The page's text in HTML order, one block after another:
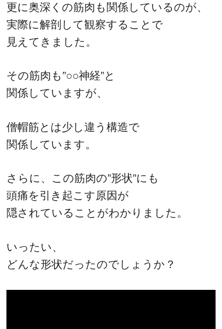
更に奥深くの筋肉も関係しているのが、
実際に解剖して観察することで
見えてきました。
その筋肉も”○○神経”と
関係していますが、
僧帽筋とは少し違う構造で
関係しています。
さらに、この筋肉の”形状”にも
頭痛を引き起こす原因が
隠されていることがわかりました。
いったい、
どんな形状だったのでしょうか？